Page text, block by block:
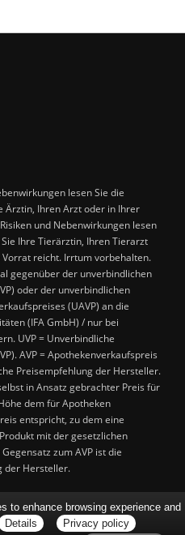
lesen Sie die
Ärztin, Ihren Arzt oder in Ihrer
und Nebenwirkungen lesen
Ihre Tierärztin, Ihren Tierarzt
reicht. Irrtum vorbehalten.
gegenüber der unverbindlichen
oder der unverbindlichen
(UAVP) an die
(IFA GmbH) / nur bei
UVP = Unverbindliche
AVP = Apothekenverkaufspreis
Preisempfehlung der Hersteller.
in Ansatz gebrachter Preis für
dem für Apotheken
entspricht, zu dem eine
mit der gesetzlichen
zum AVP ist die
der Hersteller.
to enhance browsing experience and
Details Privacy policy